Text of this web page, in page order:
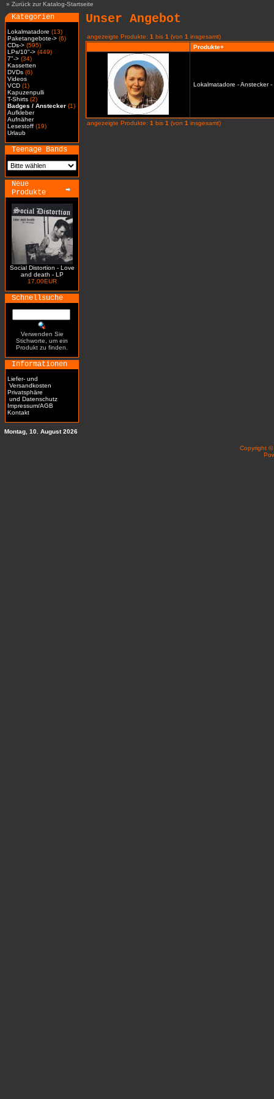
» Zurück zur Katalog-Startseite
Kategorien
Lokalmatadore (13)
Paketangebote-> (6)
CDs-> (595)
LPs/10"-> (449)
7"-> (34)
Kassetten
DVDs (6)
Videos
VCD (1)
Kapuzenpulli
T-Shirts (2)
Badges / Anstecker (1)
Aufkleber
Aufnäher
Lesestoff (19)
Urlaub
Teenage Bands
Neue
Produkte
Social Distortion - Love
and death - LP
17.00EUR
Schnellsuche
Verwenden Sie
Stichworte, um ein
Produkt zu finden.
Informationen
Liefer- und
Versandkosten
Privatsphäre
und Datenschutz
Impressum/AGB
Kontakt
Unser Angebot
angezeigte Produkte: 1 bis 1 (von 1 insgesamt)
Produkte+
Lokalmatadore - Anstecker -
angezeigte Produkte: 1 bis 1 (von 1 insgesamt)
Montag, 10. August 2026
Copyright